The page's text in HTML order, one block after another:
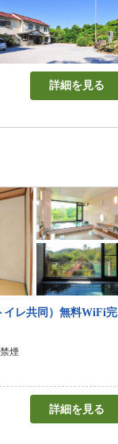
詳細を見る
イレ共同）無料WiFi完
禁煙
詳細を見る